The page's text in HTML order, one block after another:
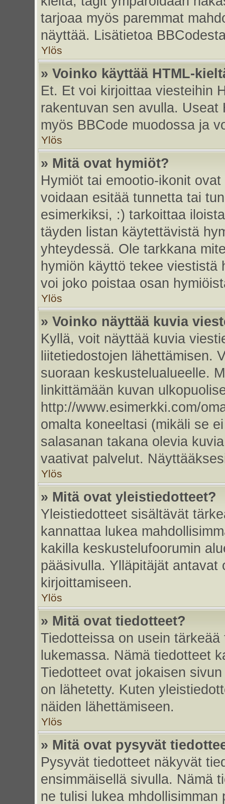
tarjoaa myös paremmat
näyttää. Lisätietoa
Ylös
» Voinko käyttää HTML-
Et. Et voi kirjoittaa viesteihin
rakentuvan sen avulla.
myös BBCode muodossa ja
Ylös
» Mitä ovat hymiöt?
Hymiöt tai emootio-ikonit
voidaan esitää tunnetta tai
esimerkiksi, :) tarkoittaa
täyden listan käytettävistä
yhteydessä. Ole tarkkana
hymiön käyttö tekee viestistä
voi joko poistaa osan
Ylös
» Voinko näyttää kuvia
Kyllä, voit näyttää kuvia
liitetiedostojen lähettämisen.
suoraan keskustelualueelle.
linkittämään kuvan
http://www.esimerkki.com/
omalta koneeltasi (mikäli se
salasanan takana olevia
vaativat palvelut.
Ylös
» Mitä ovat yleistiedotteet?
Yleistiedotteet sisältävät
kannattaa lukea
kakilla keskustelufoorumin
pääsivulla. Ylläpitäjät antavat
kirjoittamiseen.
Ylös
» Mitä ovat tiedotteet?
Tiedotteissa on usein
lukemassa. Nämä tiedotteet
Tiedotteet ovat jokaisen
on lähetetty. Kuten
näiden lähettämiseen.
Ylös
» Mitä ovat pysyvät
Pysyvät tiedotteet näkyvät
ensimmäisellä sivulla. Nämä
ne tulisi lukea